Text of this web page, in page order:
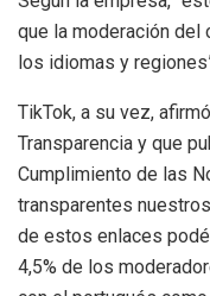
que la moderación del
los idiomas y
TikTok, a su vez,
Transparencia y que
Cumplimiento de las
transparentes
de estos enlaces
4,5% de los